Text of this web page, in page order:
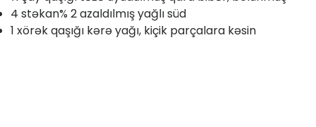
4 stəkan% 2 azaldılmış yağlı süd
1 xörək qaşığı kərə yağı, kiçik parçalara kəsin